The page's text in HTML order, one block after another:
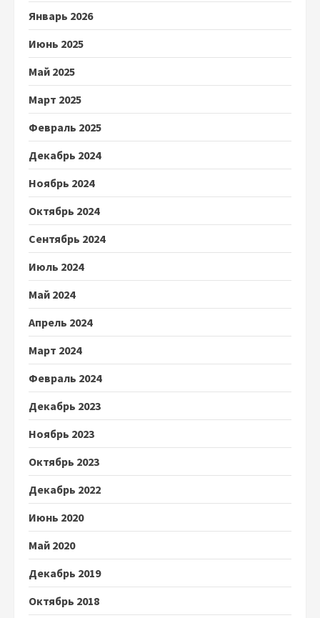
Январь 2026
Июнь 2025
Май 2025
Март 2025
Февраль 2025
Декабрь 2024
Ноябрь 2024
Октябрь 2024
Сентябрь 2024
Июль 2024
Май 2024
Апрель 2024
Март 2024
Февраль 2024
Декабрь 2023
Ноябрь 2023
Октябрь 2023
Декабрь 2022
Июнь 2020
Май 2020
Декабрь 2019
Октябрь 2018